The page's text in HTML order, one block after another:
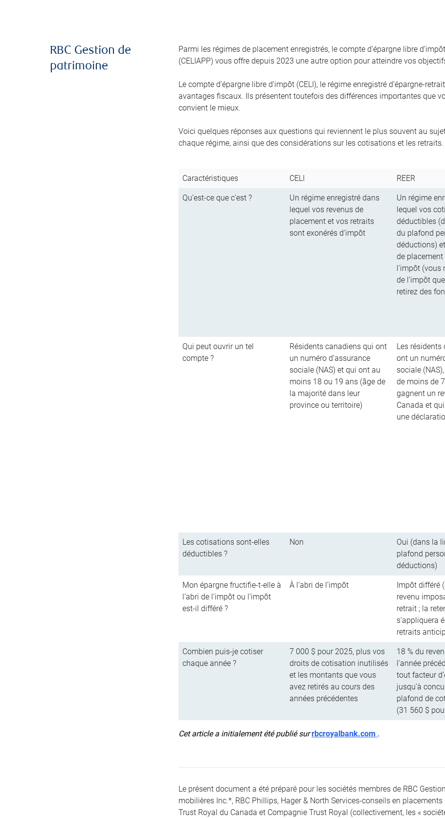
RBC Gestion de
patrimoine
Parmi les régimes de placement enregistrés, le compte d’épargne libre
(CELIAPP) vous offre depuis 2023 une autre option pour atteindre vos
Le compte d’épargne libre d’impôt (CELI), le régime enregistré d’épargne-
avantages fiscaux. Ils présentent toutefois des différences importantes que
convient le mieux.
Voici quelques réponses aux questions qui reviennent le plus souvent au
chaque régime, ainsi que des considérations sur les cotisations et les retraits.
Caractéristiques CELI REER
Qu’est-ce que c’est ?
Un régime enregistré dans
lequel vos revenus de
placement et vos retraits
sont exonérés d’impôt
Un régime
lequel vos
déductibles
du plafond
déductions)
de placement
l’impôt (vous
de l’impôt
retirez des
Qui peut ouvrir un tel
compte ?
Résidents canadiens qui ont
un numéro d’assurance
sociale (NAS) et qui ont au
moins 18 ou 19 ans (âge de
la majorité dans leur
province ou territoire)
Les
ont un
sociale
de moins de
gagnent un
Canada et
une
Les cotisations sont-elles
déductibles ?
Non
Oui (dans la
plafond
déductions)
Mon épargne fructifie-t-elle à
l’abri de l’impôt ou l’impôt
est-il différé ?
À l’abri de l’impôt
Impôt différé
revenu
retrait ; la
s’appliquera
retraits
Combien puis-je cotiser
chaque année ?
7 000 $ pour 2025, plus vos
droits de cotisation inutilisés
et les montants que vous
avez retirés au cours des
années précédentes
18 % du
l’année
tout facteur
jusqu’à
plafond de
(31 560 $
Cet article a initialement été publié surrbcroyalbank.com .
Le présent document a été préparé pour les sociétés membres de RBC
mobilières Inc.*, RBC Phillips, Hager & North Services-conseils en
Trust Royal du Canada et Compagnie Trust Royal (collectivement, les «